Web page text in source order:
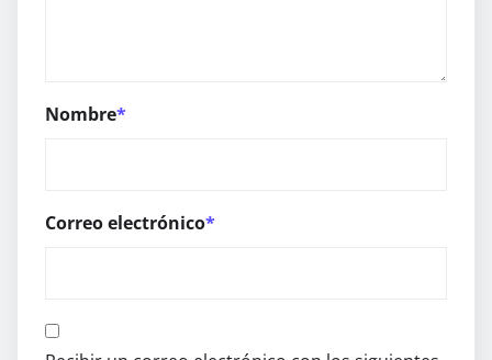
Nombre*
Correo electrónico*